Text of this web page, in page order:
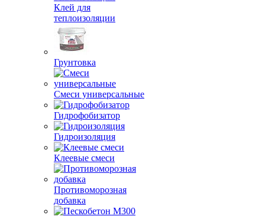
Клей для
теплоизоляции
Грунтовка
Смеси универсальные
Гидрофобизатор
Гидроизоляция
Клеевые смеси
Противоморозная
добавка